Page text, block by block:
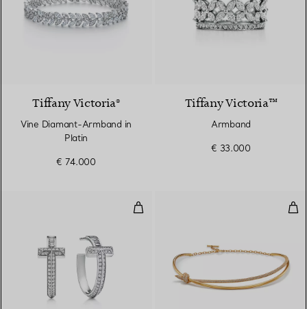
Tiffany Victoria®
Vine Diamant-Armband in
Platin
€ 74.000
Tiffany Victoria™
Armband
€ 33.000
T1 Ohrringe in Weißgold mit